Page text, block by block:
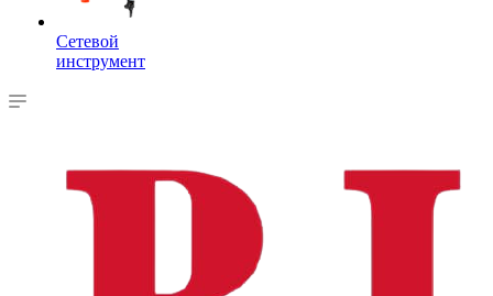
Сетевой
инструмент